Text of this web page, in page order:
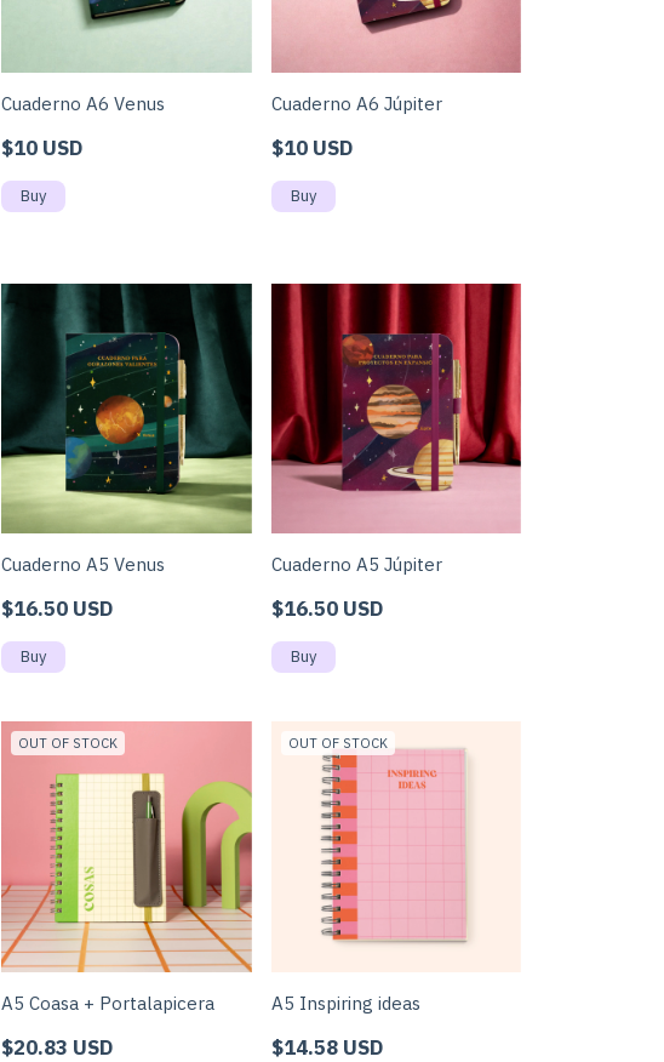
Cuaderno A6 Venus
$10 USD
Cuaderno A6 Júpiter
$10 USD
Cuaderno A5 Venus
$16.50 USD
Cuaderno A5 Júpiter
$16.50 USD
OUT OF STOCK
A5 Coasa + Portalapicera
$20.83 USD
OUT OF STOCK
A5 Inspiring ideas
$14.58 USD